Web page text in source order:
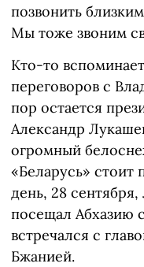
позвонить
Мы тоже звоним
Кто-то
переговоров с
пор остается
Александр
огромный
«Беларусь» стоит
день, 28
посещал Абхазию
встречался с
Бжанией.